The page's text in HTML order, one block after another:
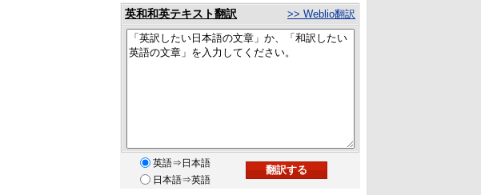
英和和英テキスト翻訳 >> Weblio翻訳
英語⇒日本語
日本語⇒英語